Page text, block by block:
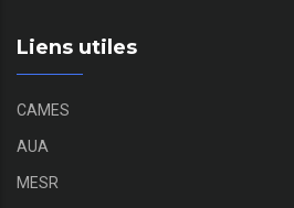
Liens utiles
CAMES
AUA
MESR